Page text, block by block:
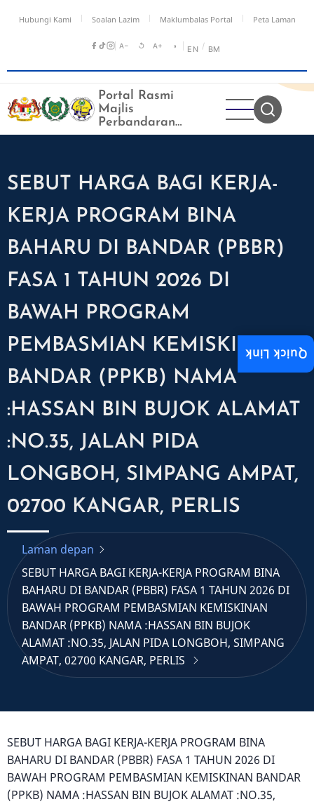
Hubungi Kami Soalan Lazim Maklumbalas Portal Peta Laman
A− ↺ A+ ◑ EN / BM
Portal Rasmi
Majlis
Perbandaran
Kangar
SEBUT HARGA BAGI KERJA-
KERJA PROGRAM BINA
BAHARU DI BANDAR (PBBR)
FASA 1 TAHUN 2026 DI
BAWAH PROGRAM
PEMBASMIAN KEMISKINAN
BANDAR (PPKB) NAMA
:HASSAN BIN BUJOK ALAMAT
:NO.35, JALAN PIDA
LONGBOH, SIMPANG AMPAT,
02700 KANGAR, PERLIS
Laman depan
SEBUT HARGA BAGI KERJA-KERJA PROGRAM BINA
BAHARU DI BANDAR (PBBR) FASA 1 TAHUN 2026 DI
BAWAH PROGRAM PEMBASMIAN KEMISKINAN
BANDAR (PPKB) NAMA :HASSAN BIN BUJOK
ALAMAT :NO.35, JALAN PIDA LONGBOH, SIMPANG
AMPAT, 02700 KANGAR, PERLIS
SEBUT HARGA BAGI KERJA-KERJA PROGRAM BINA
BAHARU DI BANDAR (PBBR) FASA 1 TAHUN 2026 DI
BAWAH PROGRAM PEMBASMIAN KEMISKINAN BANDAR
(PPKB) NAMA :HASSAN BIN BUJOK ALAMAT :NO.35,
Quick Link